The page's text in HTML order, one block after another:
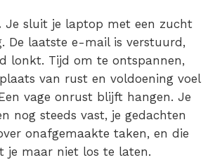
Je sluit je laptop met een zucht
De laatste e-mail is verstuurd,
lonkt. Tijd om te ontspannen,
van rust en voldoening voel
vage onrust blijft hangen. Je
nog steeds vast, je gedachten
onafgemaakte taken, en die
je maar niet los te laten.